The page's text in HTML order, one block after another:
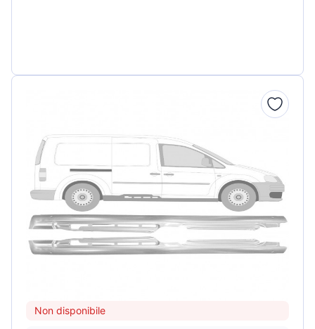
Non disponibile